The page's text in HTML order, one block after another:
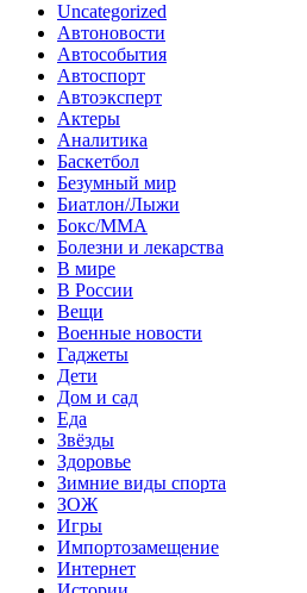
Uncategorized
Автоновости
Автособытия
Автоспорт
Автоэксперт
Актеры
Аналитика
Баскетбол
Безумный мир
Биатлон/Лыжи
Бокс/MMA
Болезни и лекарства
В мире
В России
Вещи
Военные новости
Гаджеты
Дети
Дом и сад
Еда
Звёзды
Здоровье
Зимние виды спорта
ЗОЖ
Игры
Импортозамещение
Интернет